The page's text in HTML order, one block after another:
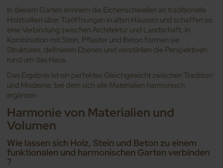
In diesem Garten erinnern die Eichenschwellen an traditionelle
Holzbalken über Türöffnungen in alten Häusern und schaffen so
eine Verbindung zwischen Architektur und Landschaft. In
Kombination mit Stein, Pflaster und Beton formen sie
Strukturen, definieren Ebenen und verstärken die Perspektiven
rund um das Haus.
Das Ergebnis ist ein perfektes Gleichgewicht zwischen Tradition
und Moderne, bei dem sich alle Materialien harmonisch
ergänzen.
Harmonie von Materialien und
Volumen
Wie lassen sich Holz, Stein und Beton zu einem
funktionalen und harmonischen Garten verbinden
?